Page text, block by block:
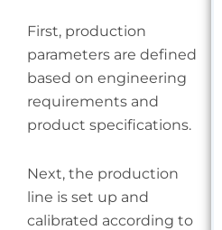
First, production
parameters are defined
based on engineering
requirements and
product specifications.
Next, the production
line is set up and
calibrated according to